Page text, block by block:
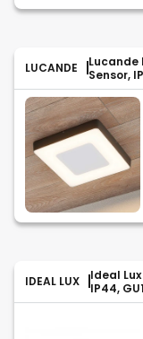
LUCANDE
Lucande
Sensor,
IDEAL LUX
Ideal
IP44,